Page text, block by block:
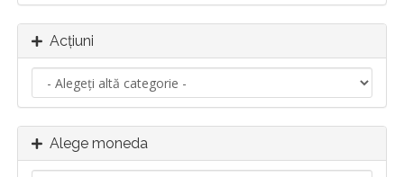
Acțiuni
Alege moneda